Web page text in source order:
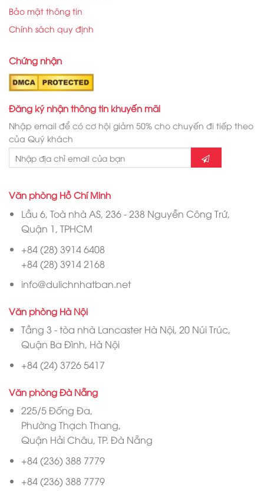
Bảo mật thông tin
Chính sách quy định
Chứng nhận
Đăng ký nhận thông tin khuyến mãi
Nhập email để có cơ hội giảm 50% cho chuyến đi tiếp theo
của Quý khách
Văn phòng Hồ Chí Minh
Lầu 6, Toà nhà AS, 236 - 238 Nguyễn Công Trứ,
Quận 1, TPHCM
+84 (28) 3914 6408
+84 (28) 3914 2168
info@dulichnhatban.net
Văn phòng Hà Nội
Tầng 3 - tòa nhà Lancaster Hà Nội, 20 Núi Trúc,
Quận Ba Đình, Hà Nội
+84 (24) 3726 5417
Văn phòng Đà Nẵng
225/5 Đống Đa,
Phường Thạch Thang,
Quận Hải Châu, TP. Đà Nẵng
+84 (236) 388 7779
+84 (236) 388 7779